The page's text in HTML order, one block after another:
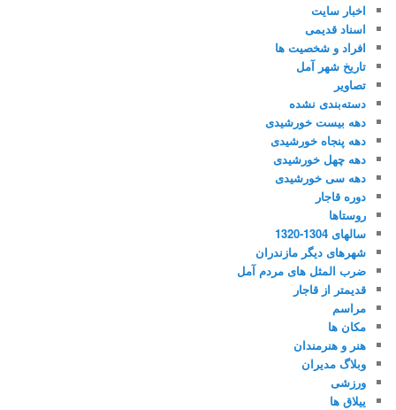
اخبار سایت
اسناد قدیمی
افراد و شخصیت ها
تاریخ شهر آمل
تصاویر
دسته‌بندی نشده
دهه بیست خورشیدی
دهه پنجاه خورشیدی
دهه چهل خورشیدی
دهه سی خورشیدی
دوره قاجار
روستاها
سالهای 1304-1320
شهرهای دیگر مازندران
ضرب المثل های مردم آمل
قدیمتر از قاجار
مراسم
مکان ها
هنر و هنرمندان
وبلاگ مدیران
ورزشی
ییلاق ها